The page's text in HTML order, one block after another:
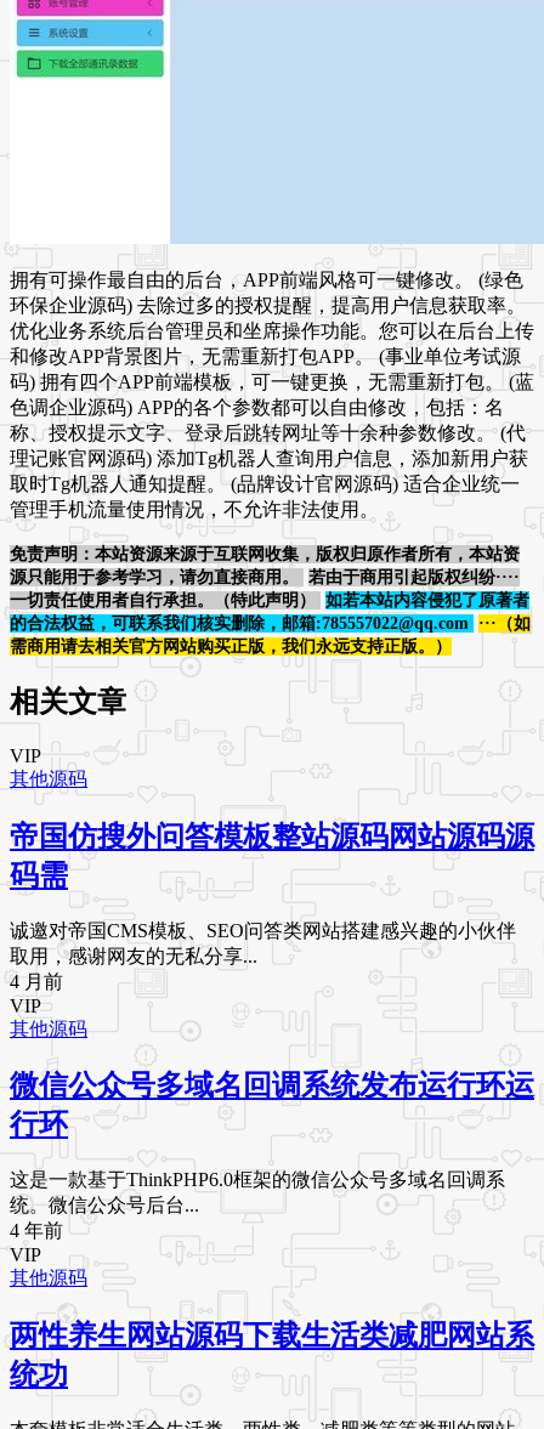
拥有可操作最自由的后台，APP前端风格可一键修改。 (绿色
环保企业源码) 去除过多的授权提醒，提高用户信息获取率。
优化业务系统后台管理员和坐席操作功能。您可以在后台上传
和修改APP背景图片，无需重新打包APP。 (事业单位考试源
码) 拥有四个APP前端模板，可一键更换，无需重新打包。 (蓝
色调企业源码) APP的各个参数都可以自由修改，包括：名
称、授权提示文字、登录后跳转网址等十余种参数修改。 (代
理记账官网源码) 添加Tg机器人查询用户信息，添加新用户获
取时Tg机器人通知提醒。 (品牌设计官网源码) 适合企业统一
管理手机流量使用情况，不允许非法使用。
免责声明：本站资源来源于互联网收集，版权归原作者所有，本站资
源只能用于参考学习，请勿直接商用。
若由于商用引起版权纠纷····
一切责任使用者自行承担。（特此声明）
如若本站内容侵犯了原著者
的合法权益，可联系我们核实删除，邮箱:785557022@qq.com
···（如
需商用请去相关官方网站购买正版，我们永远支持正版。）
相关文章
VIP
其他源码
帝国仿搜外问答模板整站源码网站源码源
码需
诚邀对帝国CMS模板、SEO问答类网站搭建感兴趣的小伙伴
取用，感谢网友的无私分享...
4 月前
VIP
其他源码
微信公众号多域名回调系统发布运行环运
行环
这是一款基于ThinkPHP6.0框架的微信公众号多域名回调系
统。微信公众号后台...
4 年前
VIP
其他源码
两性养生网站源码下载生活类减肥网站系
统功